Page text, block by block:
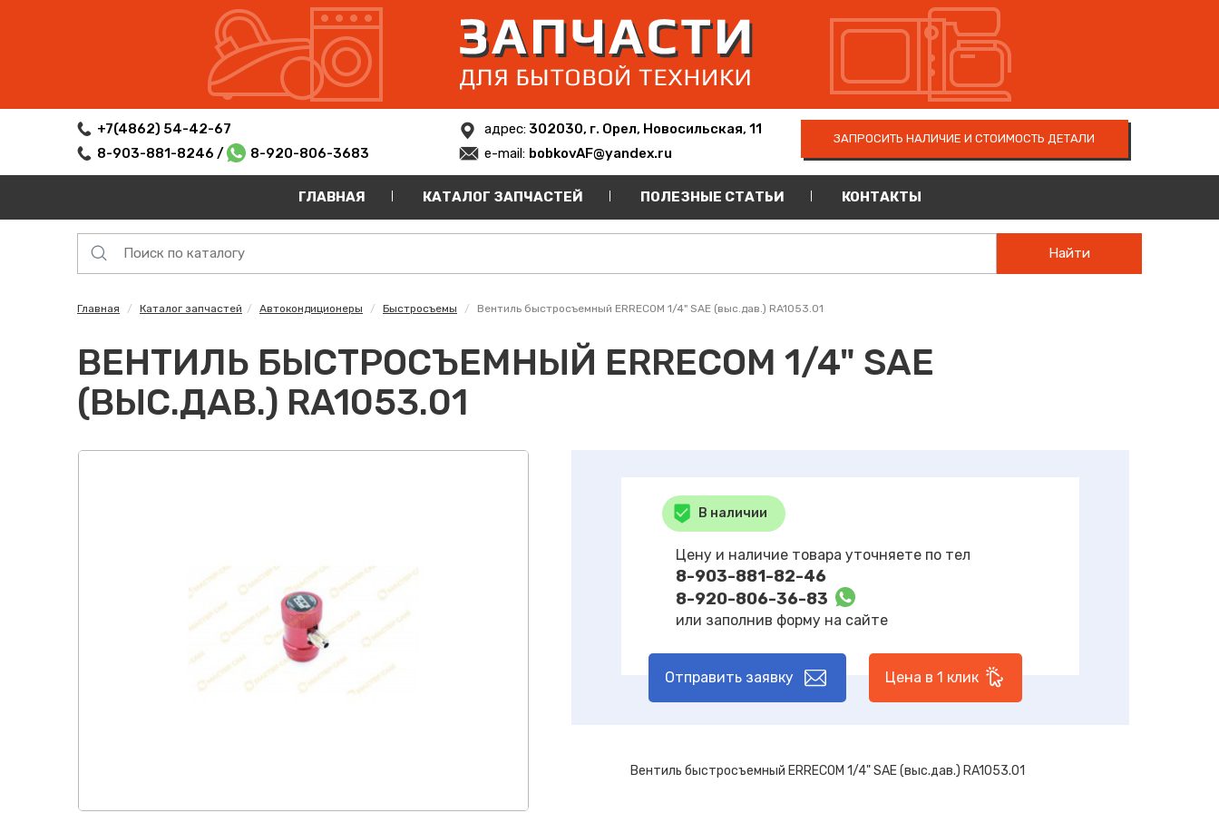
+7(4862) 54-42-67
8-903-881-8246 /
8-920-806-3683
адрес: 302030, г. Орел, Новосильская, 11
e-mail: bobkovAF@yandex.ru
ЗАПРОСИТЬ НАЛИЧИЕ И СТОИМОСТЬ ДЕТАЛИ
ГЛАВНАЯ КАТАЛОГ ЗАПЧАСТЕЙ ПОЛЕЗНЫЕ СТАТЬИ КОНТАКТЫ
Найти
Главная Каталог запчастей Автокондиционеры Быстросъемы Вентиль быстросъемный ERRECOM 1/4" SAE (выс.дав.) RA1053.01
ВЕНТИЛЬ БЫСТРОСЪЕМНЫЙ ERRECOM 1/4" SAE
(ВЫС.ДАВ.) RA1053.01
В наличии
Цену и наличие товара уточняете по тел
8-903-881-82-46
8-920-806-36-83
или заполнив форму на сайте
Отправить заявку Цена в 1 клик
Вентиль быстросъемный ERRECOM 1/4" SAE (выс.дав.) RA1053.01